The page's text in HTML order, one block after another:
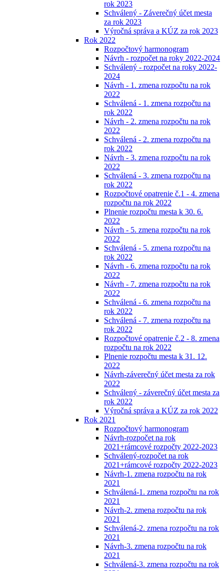
rok 2023
Schválený - Záverečný účet mesta
za rok 2023
Výročná správa a KÚZ za rok 2023
Rok 2022
Rozpočtový harmonogram
Návrh - rozpočet na roky 2022-2024
Schválený - rozpočet na roky 2022-
2024
Návrh - 1. zmena rozpočtu na rok
2022
Schválená - 1. zmena rozpočtu na
rok 2022
Návrh - 2. zmena rozpočtu na rok
2022
Schválená - 2. zmena rozpočtu na
rok 2022
Návrh - 3. zmena rozpočtu na rok
2022
Schválená - 3. zmena rozpočtu na
rok 2022
Rozpočtové opatrenie č.1 - 4. zmena
rozpočtu na rok 2022
Plnenie rozpočtu mesta k 30. 6.
2022
Návrh - 5. zmena rozpočtu na rok
2022
Schválená - 5. zmena rozpočtu na
rok 2022
Návrh - 6. zmena rozpočtu na rok
2022
Návrh - 7. zmena rozpočtu na rok
2022
Schválená - 6. zmena rozpočtu na
rok 2022
Schválená - 7. zmena rozpočtu na
rok 2022
Rozpočtové opatrenie č.2 - 8. zmena
rozpočtu na rok 2022
Plnenie rozpočtu mesta k 31. 12.
2022
Návrh-záverečný účet mesta za rok
2022
Schválený - záverečný účet mesta za
rok 2022
Výročná správa a KÚZ za rok 2022
Rok 2021
Rozpočtový harmonogram
Návrh-rozpočet na rok
2021+rámcové rozpočty 2022-2023
Schválený-rozpočet na rok
2021+rámcové rozpočty 2022-2023
Návrh-1. zmena rozpočtu na rok
2021
Schválená-1. zmena rozpočtu na rok
2021
Návrh-2. zmena rozpočtu na rok
2021
Schválená-2. zmena rozpočtu na rok
2021
Návrh-3. zmena rozpočtu na rok
2021
Schválená-3. zmena rozpočtu na rok